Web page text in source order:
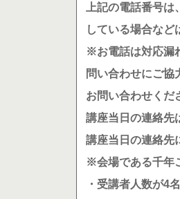
上記の電話番号
している場合など
※お電話は対応漏
問い合わせにご協
お問い合わせくだ
講座当日の連絡先
講座当日の連絡先
※会場である千年
・受講者人数が4